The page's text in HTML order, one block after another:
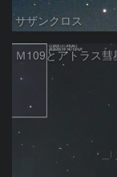
サザンクロス